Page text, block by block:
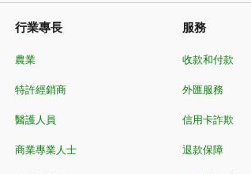
行業專長
農業
特許經銷商
醫護人員
商業專業人士
服務
收款和付款
外匯服務
信用卡詐欺
退款保障